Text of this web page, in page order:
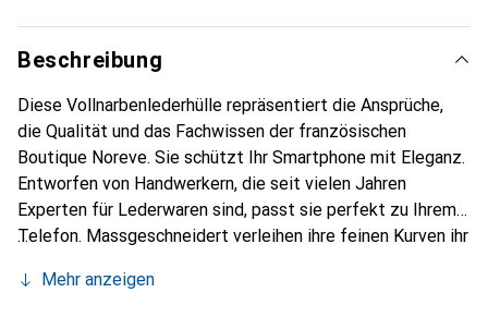
Beschreibung
Diese Vollnarbenlederhülle repräsentiert die Ansprüche,
die Qualität und das Fachwissen der französischen
Boutique Noreve. Sie schützt Ihr Smartphone mit Eleganz.
Entworfen von Handwerkern, die seit vielen Jahren
Experten für Lederwaren sind, passt sie perfekt zu Ihrem
Telefon. Massgeschneidert verleihen ihre feinen Kurven ihr
unverzichtbaren Accessoire Ihres Smartphones.
Mehr anzeigen